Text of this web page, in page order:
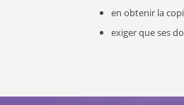
en obtenir la
exiger que ses